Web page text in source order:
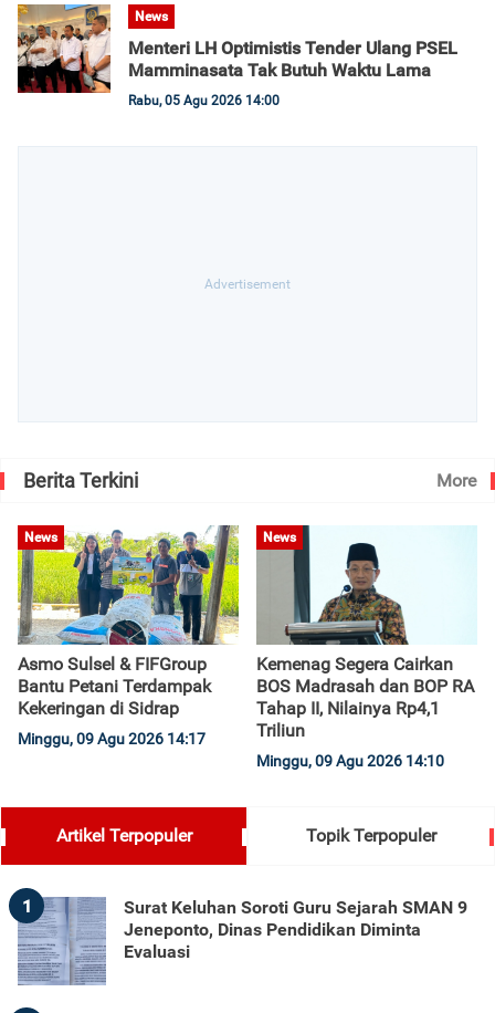
News
Menteri LH Optimistis Tender Ulang PSEL
Mamminasata Tak Butuh Waktu Lama
Rabu, 05 Agu 2026 14:00
Berita Terkini More
News
Asmo Sulsel & FIFGroup
Bantu Petani Terdampak
Kekeringan di Sidrap
Minggu, 09 Agu 2026 14:17
News
Kemenag Segera Cairkan
BOS Madrasah dan BOP RA
Tahap II, Nilainya Rp4,1
Triliun
Minggu, 09 Agu 2026 14:10
Artikel Terpopuler Topik Terpopuler
1
Surat Keluhan Soroti Guru Sejarah SMAN 9
Jeneponto, Dinas Pendidikan Diminta
Evaluasi